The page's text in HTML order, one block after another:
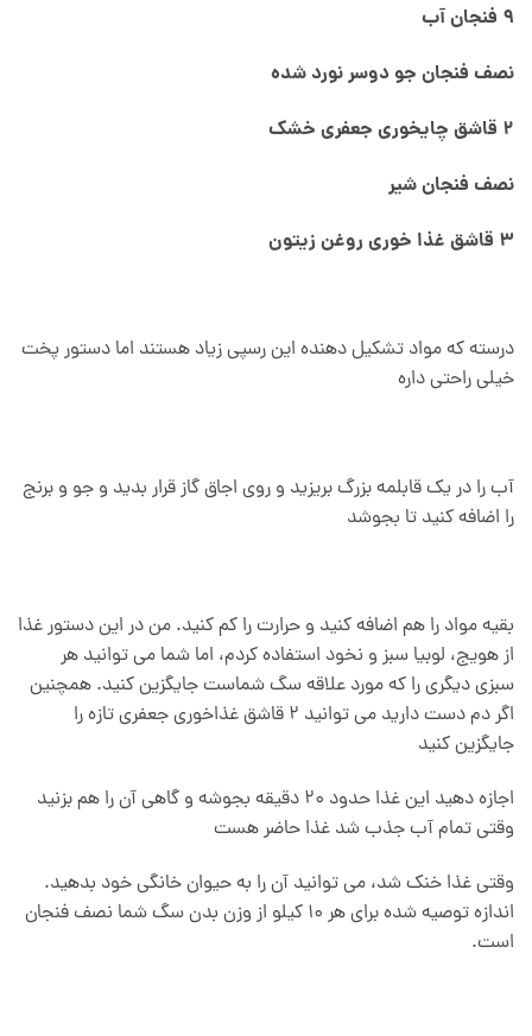
9 فنجان آب
نصف فنجان جو دوسر نورد شده
2 قاشق چایخوری جعفری خشک
نصف فنجان شیر
3 قاشق غذا خوری روغن زیتون
درسته که مواد تشکیل دهنده این رسپی زیاد هستند اما دستور پخت
خیلی راحتی داره
آب را در یک قابلمه بزرگ بریزید و روی اجاق گاز قرار بدید و جو و برنج
را اضافه کنید تا بجوشد
بقیه مواد را هم اضافه کنید و حرارت را کم کنید. من در این دستور غذا
از هویج، لوبیا سبز و نخود استفاده کردم، اما شما می توانید هر
سبزی دیگری را که مورد علاقه سگ شماست جایگزین کنید. همچنین
اگر دم دست دارید می توانید 2 قاشق غذاخوری جعفری تازه را
جایگزین کنید
اجازه دهید این غذا حدود 20 دقیقه بجوشه و گاهی آن را هم بزنید
وقتی تمام آب جذب شد غذا حاضر هست
وقتی غذا خنک شد، می توانید آن را به حیوان خانگی خود بدهید.
اندازه توصیه شده برای هر 10 کیلو از وزن بدن سگ شما نصف فنجان
است.